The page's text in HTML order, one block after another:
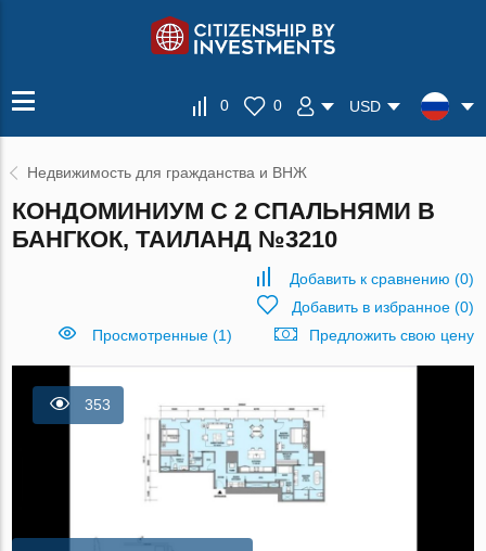
0 0 USD
Недвижимость для гражданства и ВНЖ
КОНДОМИНИУМ С 2 СПАЛЬНЯМИ В
БАНГКОК, ТАИЛАНД №3210
Добавить к сравнению (0)
Добавить в избранное(0)
Просмотренные (1)
Предложить свою цену
353